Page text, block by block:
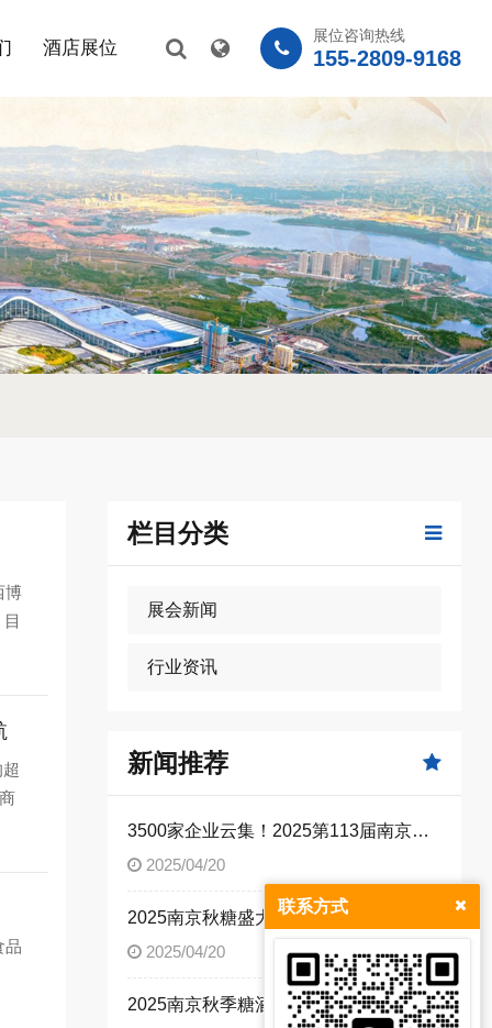
展位咨询热线
155-2809-9168
酒店展位
博
品
栏目分类
展会新闻
行业资讯
新闻推荐
3500家企业云集！2025第113届南京秋糖打造行业风向标 ——18万平米展馆汇聚*糖酒食品产业新动能
2025/04/20
2025/04/20
2025南京秋季糖酒会展位火热抢定中，主办方建议优先锁定主通道位置
联系方式